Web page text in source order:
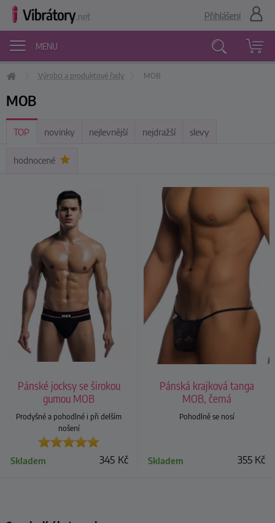
MENU
Přihlášení
Výrobci a produktové řady MOB
MOB
TOP novinky nejlevnější nejdražší slevy
hodnocené
Pánské jocksy se širokou
gumou MOB
Prodyšné a pohodlné i při delším
nošení
345 Kč
Skladem
Pánská krajková tanga
MOB, černá
Pohodlně se nosí
355 Kč
Skladem